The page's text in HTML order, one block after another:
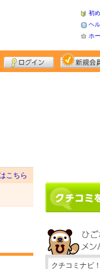
初
ヘ
ホ
こちら
クチコミナビ